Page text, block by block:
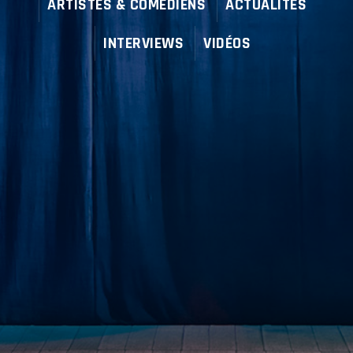
ARTISTES & COMÉDIENS ACTUALITÉS
INTERVIEWS VIDÉOS